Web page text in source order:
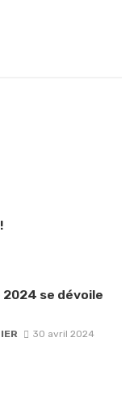
2024 se dévoile
30 avril 2024